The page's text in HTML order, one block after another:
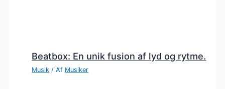
Beatbox: En unik fusion af lyd og rytme.
Musik / Af Musiker